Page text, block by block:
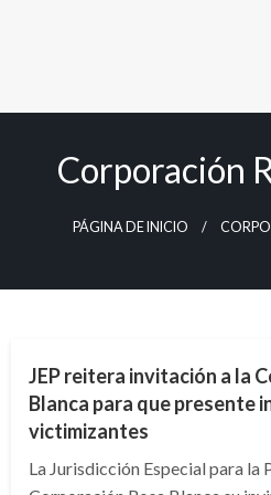
Corporación
PÁGINA DE INICIO
JEP reitera invitación a la
Blanca para que presente
victimizantes
La Jurisdicción Especial para la